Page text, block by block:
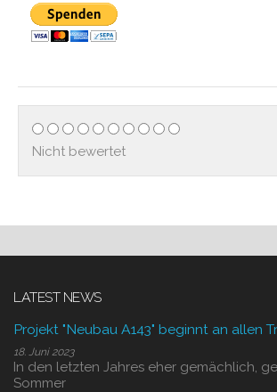
Nicht bewertet
LATEST NEWS
Projekt "Neubau A143" beginnt an allen
18. Juni 2023
In den letzten Jahres eher gemächlich,
Sommer